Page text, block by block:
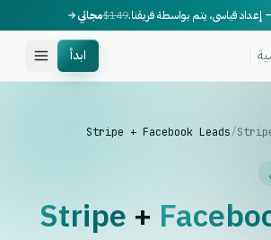
قياسي، يتم بواسطة فريقنا.$149مجاني
ابدأ
/
Stripe + Facebook Leads
Stripe +